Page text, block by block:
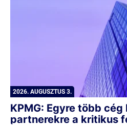
2026. AUGUSZTUS 3.
KPMG: Egyre több
partnerekre a kritikus